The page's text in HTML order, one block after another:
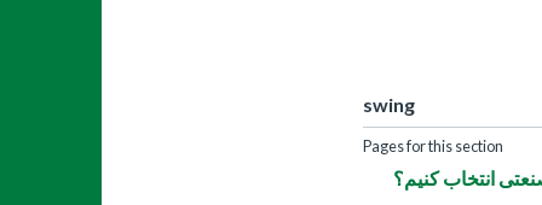
swing
Pages for this section
انتخاب کنیم؟